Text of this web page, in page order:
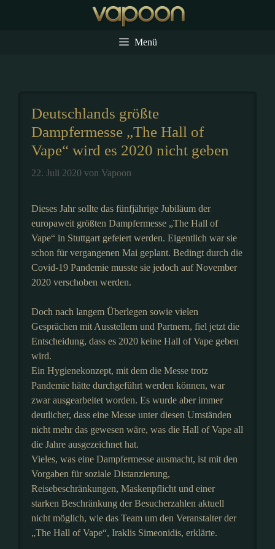
Menü
Deutschlands größte
Dampfermesse „The Hall of
Vape“ wird es 2020 nicht geben
22. Juli 2020 von Vapoon
Dieses Jahr sollte das fünfjährige Jubiläum der
europaweit größten Dampfermesse „The Hall of
Vape“ in Stuttgart gefeiert werden. Eigentlich war sie
schon für vergangenen Mai geplant. Bedingt durch die
Covid-19 Pandemie musste sie jedoch auf November
2020 verschoben werden.
Doch nach langem Überlegen sowie vielen
Gesprächen mit Ausstellern und Partnern, fiel jetzt die
Entscheidung, dass es 2020 keine Hall of Vape geben
wird.
Ein Hygienekonzept, mit dem die Messe trotz
Pandemie hätte durchgeführt werden können, war
zwar ausgearbeitet worden. Es wurde aber immer
deutlicher, dass eine Messe unter diesen Umständen
nicht mehr das gewesen wäre, was die Hall of Vape all
die Jahre ausgezeichnet hat.
Vieles, was eine Dampfermesse ausmacht, ist mit den
Vorgaben für soziale Distanzierung,
Reisebeschränkungen, Maskenpflicht und einer
starken Beschränkung der Besucherzahlen aktuell
nicht möglich, wie das Team um den Veranstalter der
„The Hall of Vape“, Iraklis Simeonidis, erklärte.